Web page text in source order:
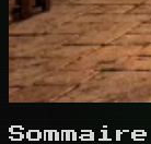
Sommaire